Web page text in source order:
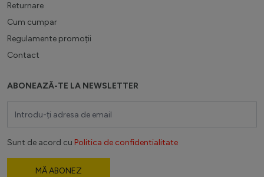
Returnare
Cum cumpar
Regulamente promoții
Contact
ABONEAZĂ-TE LA NEWSLETTER
Sunt de acord cu Politica de confidentialitate
MĂ ABONEZ